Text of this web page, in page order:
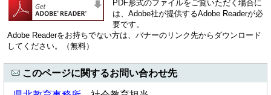
PDF形式のファイルをご覧いただく場合に
は、Adobe社が提供するAdobe Readerが必
要です。
Adobe Readerをお持ちでない方は、バナーのリンク先からダウンロード
してください。（無料）
このページに関するお問い合わせ先